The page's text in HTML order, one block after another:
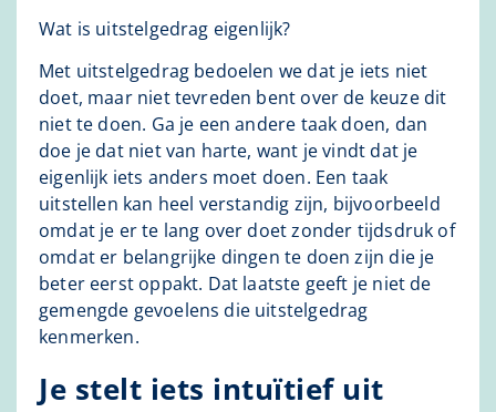
Wat is uitstelgedrag eigenlijk?
Met uitstelgedrag bedoelen we dat je iets niet
doet, maar niet tevreden bent over de keuze dit
niet te doen. Ga je een andere taak doen, dan
doe je dat niet van harte, want je vindt dat je
eigenlijk iets anders moet doen. Een taak
uitstellen kan heel verstandig zijn, bijvoorbeeld
omdat je er te lang over doet zonder tijdsdruk of
omdat er belangrijke dingen te doen zijn die je
beter eerst oppakt. Dat laatste geeft je niet de
gemengde gevoelens die uitstelgedrag
kenmerken.
Je stelt iets intuïtief uit